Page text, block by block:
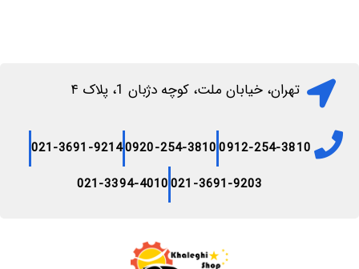
تهران، خیابان ملت، کوچه دژبان 1، پلاک ۴
0912-254-3810
0920-254-3810
021-3691-9214
021-3691-9203
021-3394-4010